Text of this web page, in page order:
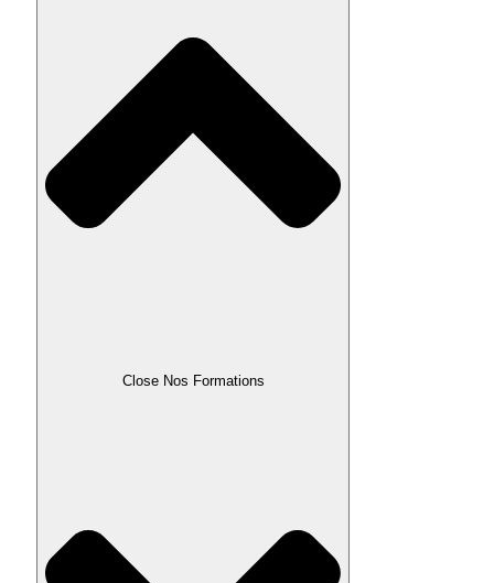
Close Nos Formations